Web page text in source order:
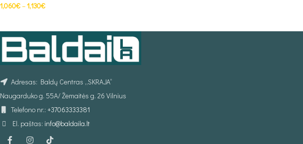
1,060€–1,130€
Adresas: Baldų Centras „SKRAJA“
Naugarduko g. 55A/ Žemaitės g. 26 Vilnius
Telefono nr.: +37063333381
El. paštas: info@baldaila.lt